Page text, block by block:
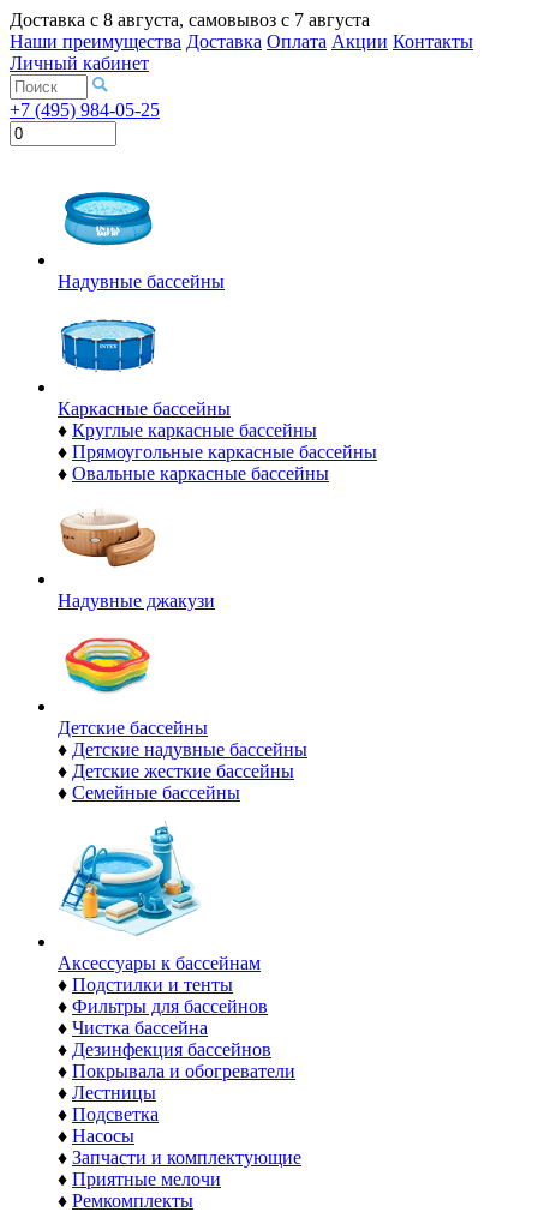
Доставка с 8 августа, самовывоз с 7 августа
Наши преимущества Доставка Оплата Акции Контакты
Личный кабинет
+7 (495) 984-05-25
Надувные бассейны
Каркасные бассейны
♦ Круглые каркасные бассейны
♦ Прямоугольные каркасные бассейны
♦ Овальные каркасные бассейны
Надувные джакузи
Детские бассейны
♦ Детские надувные бассейны
♦ Детские жесткие бассейны
♦ Семейные бассейны
Аксессуары к бассейнам
♦ Подстилки и тенты
♦ Фильтры для бассейнов
♦ Чистка бассейна
♦ Дезинфекция бассейнов
♦ Покрывала и обогреватели
♦ Лестницы
♦ Подсветка
♦ Насосы
♦ Запчасти и комплектующие
♦ Приятные мелочи
♦ Ремкомплекты